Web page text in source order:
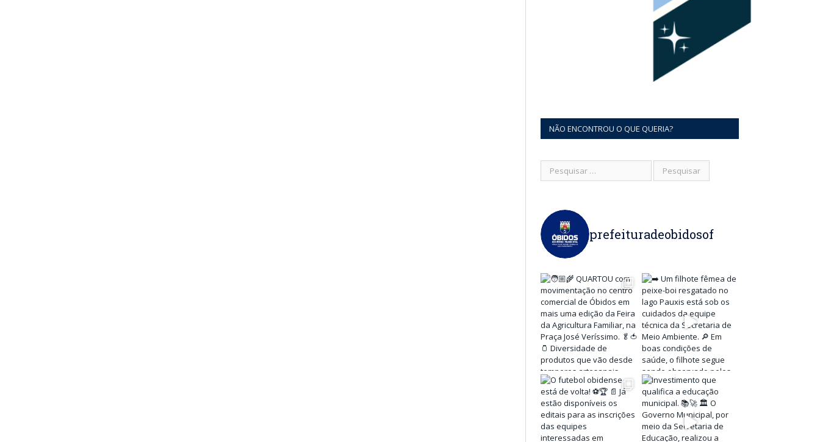
NÃO ENCONTROU O QUE QUERIA?
prefeituradeobidosof